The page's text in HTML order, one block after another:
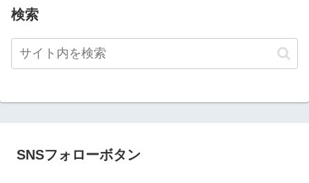
検索
SNSフォローボタン